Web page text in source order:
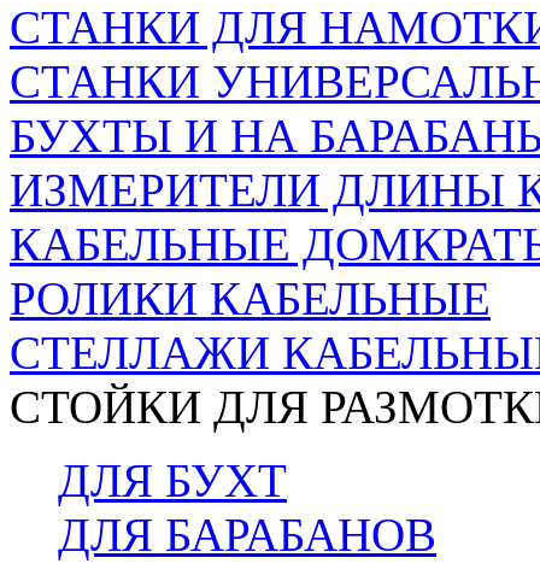
СТАНКИ ДЛЯ
СТАНКИ
БУХТЫ И НА
ИЗМЕРИТЕЛИ ДЛИНЫ
КАБЕЛЬНЫЕ
РОЛИКИ КАБЕЛЬНЫЕ
СТЕЛЛАЖИ
СТОЙКИ ДЛЯ
ДЛЯ БУХТ
ДЛЯ БАРАБАНОВ